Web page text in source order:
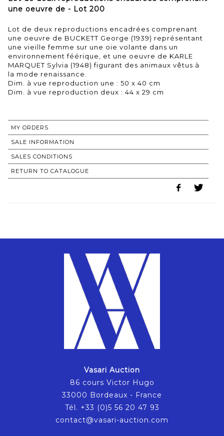
une oeuvre de - Lot 200
Lot de deux reproductions encadrées comprenant
une oeuvre de BUCKETT George (1939) représentant
une vieille femme sur une oie volante dans un
environnement féérique, et une oeuvre de KARLE
MARQUET Sylvia (1948) figurant des animaux vêtus à
la mode renaissance.
Dim. à vue reproduction une : 50 x 40 cm
Dim. à vue reproduction deux : 44 x 29 cm
MY ORDERS
SALE INFORMATION
SALES CONDITIONS
RETURN TO CATALOGUE
Vasari Auction
86 cours Victor Hugo
33000 Bordeaux - France
Tél. +33 (0)5 56 20 47 93
contact@vasari-auction.com